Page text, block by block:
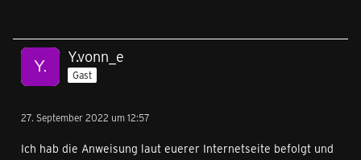
Y.vonn_e
Gast
27. September 2022 um 12:57
Ich hab die Anweisung laut euerer Internetseite befolgt und